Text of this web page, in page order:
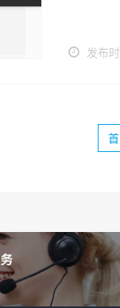
发布